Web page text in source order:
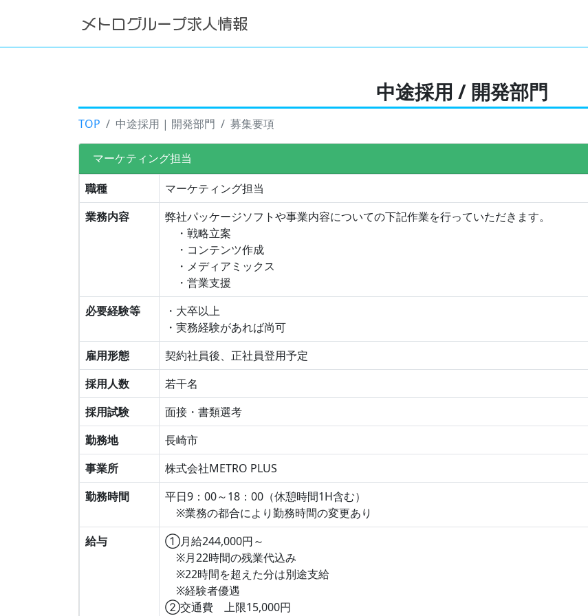
中途採用 / 開発部門
TOP 中途採用 | 開発部門 募集要項
マーケティング担当
職種
マーケティング担当
業務内容
弊社パッケージソフトや事業内容についての下記作業を行っていただきます。
・戦略立案
・コンテンツ作成
・メディアミックス
・営業支援
必要経験等
・大卒以上
・実務経験があれば尚可
雇用形態
契約社員後、正社員登用予定
採用人数
若干名
採用試験
面接・書類選考
勤務地
長崎市
事業所
株式会社METRO PLUS
勤務時間
平日9：00～18：00（休憩時間1H含む）
※業務の都合により勤務時間の変更あり
給与
①月給244,000円～
※月22時間の残業代込み
※22時間を超えた分は別途支給
※経験者優遇
②交通費 上限15,000円